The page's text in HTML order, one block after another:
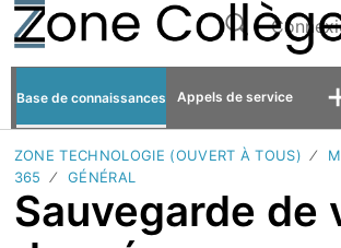
Base de connaissances Appels de service
ZONE TECHNOLOGIE (OUVERT À TOUS)
365
GÉNÉRAL
Sauvegarde de